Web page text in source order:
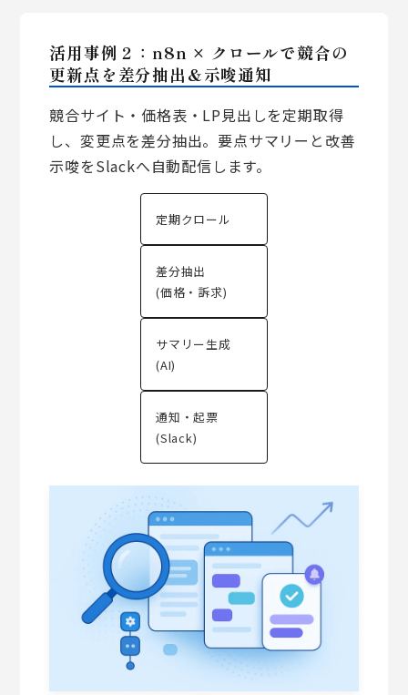
活用事例２：n8n × クロールで競合の
更新点を差分抽出＆示唆通知
競合サイト・価格表・LP見出しを定期取得
し、変更点を差分抽出。要点サマリーと改善
示唆をSlackへ自動配信します。
定期クロール
差分抽出
(価格・訴求)
サマリー生成
(AI)
通知・起票
(Slack)